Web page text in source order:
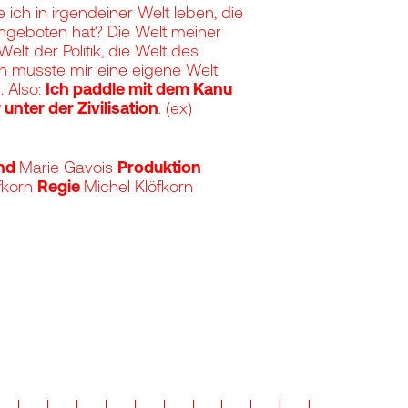
ich in irgendeiner Welt leben, die
hat? Die Welt meiner
der Politik, die Welt des
musste mir eine eigene Welt
Also: Ich paddle mit dem Kanu
der Zivilisation. (ex)
Marie Gavois Produktion
Regie Michel Klöfkorn